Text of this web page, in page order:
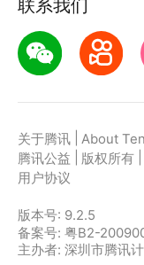
联系我们
关于腾讯 About
腾讯公益
版权所有
用户协议
版本号: 9.2.5
备案号: 粤B2-
主办者: 深圳市腾讯